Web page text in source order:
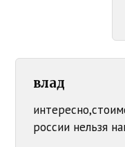
влад
россии нельзя